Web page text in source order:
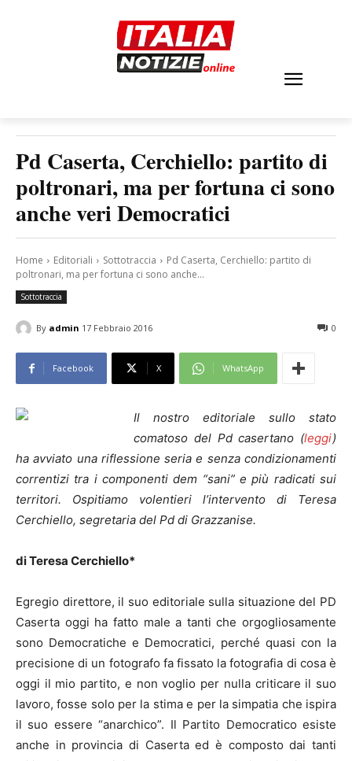
Pd Caserta, Cerchiello: partito di
poltronari, ma per fortuna ci sono
anche veri Democratici
Home Editoriali Sottotraccia
Pd Caserta, Cerchiello: partito di
poltronari, ma per fortuna ci sono anche...
Sottotraccia
By admin 17 Febbraio 2016 0
Facebook X WhatsApp
Il nostro editoriale sullo stato
comatoso del Pd casertano (leggi)
ha avviato una riflessione seria e senza condizionamenti
correntizi tra i componenti dem “sani” e più radicati sui
territori. Ospitiamo volentieri l’intervento di Teresa
Cerchiello, segretaria del Pd di Grazzanise.
di Teresa Cerchiello*
Egregio direttore, il suo editoriale sulla situazione del PD
Caserta oggi ha fatto male a tanti che orgogliosamente
sono Democratiche e Democratici, perché quasi con la
precisione di un fotografo fa fissato la fotografia di cosa è
oggi il mio partito, e non voglio per nulla criticare il suo
lavoro, fosse solo per la stima e per la simpatia che ispira
il suo essere “anarchico”. Il Partito Democratico esiste
anche in provincia di Caserta ed è composto dai tanti